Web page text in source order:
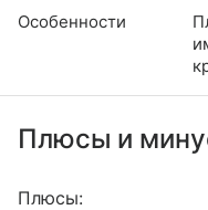
Особенности
Плюсы и
Плюсы: